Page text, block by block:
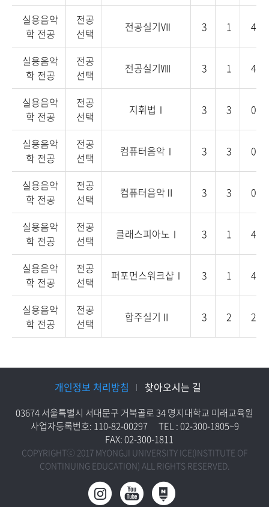
실용음악
학 전공
전공
선택
전공실기Ⅶ 3 1 4
실용음악
학 전공
전공
선택
전공실기Ⅷ 3 1 4
실용음악
학 전공
전공
선택
지휘법Ⅰ 3 3 0
실용음악
학 전공
전공
선택
컴퓨터음악Ⅰ 3 3 0
실용음악
학 전공
전공
선택
컴퓨터음악Ⅱ 3 3 0
실용음악
학 전공
전공
선택
클래스피아노Ⅰ 3 1 4
실용음악
학 전공
전공
선택
퍼포먼스워크샵Ⅰ 3 1 4
실용음악
학 전공
전공
선택
합주실기Ⅱ 3 2 2
개인정보 처리방침 찾아오시는 길
03674 서울특별시 서대문구 거북골로 34 명지대학교 미래교육원
사업자등록번호: 110-82-00297
TEL : 02-300-1805~9
FAX: 02-300-1811
COPYRIGHTⓒ 2017 MYONGJI UNIVERSITY ICE(INSTITUTE OF
CONTINUING EDUCATION) ALL RIGHTS RESERVED.